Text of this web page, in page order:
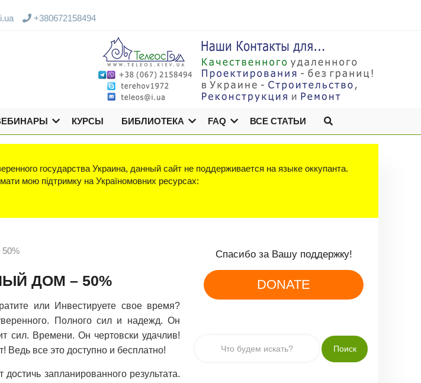
+380672158494
КУРСЫ БИБЛИОТЕКА FAQ ВСЕ СТАТЬИ
государства Украина, данный сайт не поддерживается на языке оккупанта.
мою підтримку на Україномовних ресурсах:
ДОМ – 50%
или Инвестируете свое время?
Полного сил и надежд. Он
сил. Времени. Он чертовски удачлив!
все это доступно и бесплатно!
запланированного результата.
Спасибо за Вашу поддержку!
DONATE